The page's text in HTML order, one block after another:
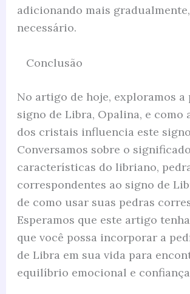
adicionando mais
necessário.
Conclusão
No artigo de hoje, exploramos a
signo de Libra, Opalina, e como
dos cristais influencia este
Conversamos sobre o
características do libriano,
correspondentes ao signo de
de como usar suas pedras
Esperamos que este artigo
que você possa incorporar a
de Libra em sua vida para
equilíbrio emocional e